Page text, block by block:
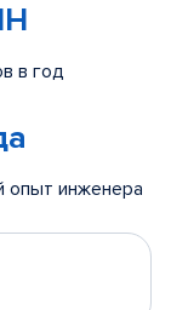
в год
опыт инженера